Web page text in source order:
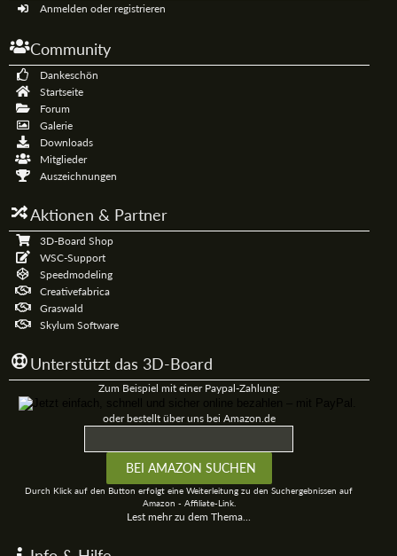
Anmelden oder registrieren
Community
Dankeschön
Startseite
Forum
Galerie
Downloads
Mitglieder
Auszeichnungen
Aktionen & Partner
3D-Board Shop
WSC-Support
Speedmodeling
Creativefabrica
Graswald
Skylum Software
Unterstützt das 3D-Board
Zum Beispiel mit einer Paypal-Zahlung:
oder bestellt über uns bei Amazon.de
Durch Klick auf den Button erfolgt eine Weiterleitung zu den Suchergebnissen auf
Amazon - Affiliate-Link.
Lest mehr zu dem Thema...